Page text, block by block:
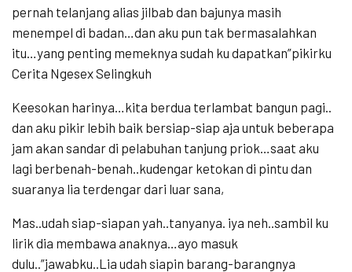
pernah telanjang alias jilbab dan bajunya masih
menempel di badan…dan aku pun tak bermasalahkan
itu…yang penting memeknya sudah ku dapatkan”pikirku
Cerita Ngesex Selingkuh
Keesokan harinya…kita berdua terlambat bangun pagi..
dan aku pikir lebih baik bersiap-siap aja untuk beberapa
jam akan sandar di pelabuhan tanjung priok…saat aku
lagi berbenah-benah..kudengar ketokan di pintu dan
suaranya lia terdengar dari luar sana,
Mas..udah siap-siapan yah..tanyanya. iya neh..sambil ku
lirik dia membawa anaknya…ayo masuk
dulu..”jawabku..Lia udah siapin barang-barangnya